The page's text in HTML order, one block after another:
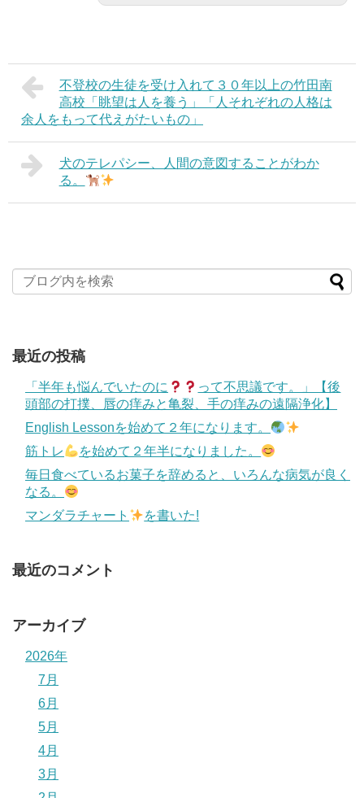
不登校の生徒を受け入れて３０年以上の竹田南
高校「眺望は人を養う」「人それぞれの人格は
余人をもって代えがたいもの」
犬のテレパシー、人間の意図することがわか
る。
最近の投稿
「半年も悩んでいたのに
って不思議です。」【後
頭部の打撲、唇の痒みと亀裂、手の痒みの遠隔浄化】
English Lessonを始めて２年になります。
筋トレ
を始めて２年半になりました。
毎日食べているお菓子を辞めると、いろんな病気が良く
なる。
マンダラチャート
を書いた!
最近のコメント
アーカイブ
2026年
7月
6月
5月
4月
3月